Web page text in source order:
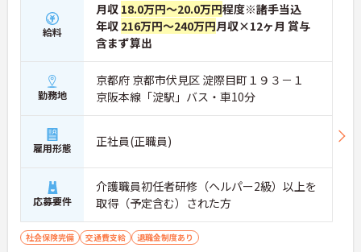
給料
月収 18.0万円～20.0万円程度※諸手当込
年収 216万円～240万円月収×12ヶ月 賞与
含まず算出
勤務地
京都府 京都市伏見区 淀際目町１９３－１
京阪本線「淀駅」バス・車10分
雇用形態 正社員(正職員)
応募要件
介護職員初任者研修（ヘルパー2級）以上を
取得（予定含む）された方
社会保険完備 交通費支給 退職金制度あり